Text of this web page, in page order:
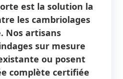
est la solution la
les cambriolages
Nos artisans
sur mesure
ou posent
complète certifiée